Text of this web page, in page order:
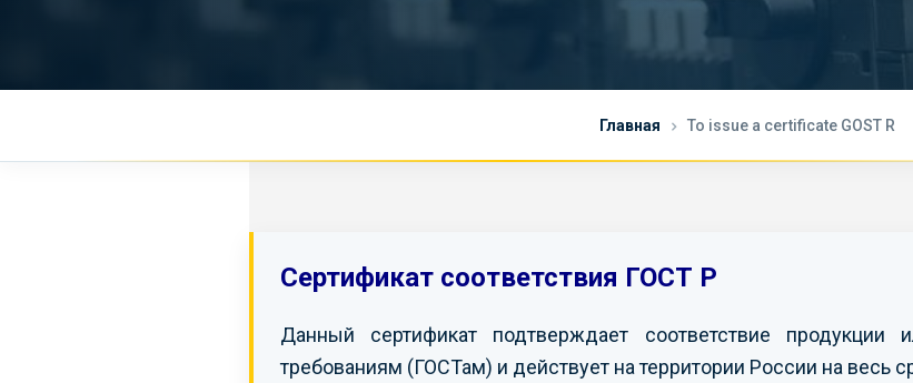
Главная To issue a certificate GOST R
Сертификат соответствия ГОСТ Р
Данный сертификат подтверждает соответствие
требованиям (ГОСТам) и действует на территории России на весь